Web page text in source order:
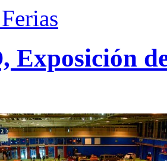
Exposición